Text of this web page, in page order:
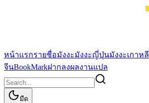
หน้าแรกรายชื่อมังงะมังงะญี่ปุ่นมังงะเกาหลี
จีนBookMarkฝากลงผลงานแปล
มืด